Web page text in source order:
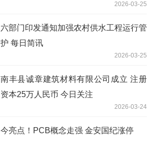
2026-03-25
六部门印发通知加强农村供水工程运行管
护 每日简讯
2026-03-25
南丰县诚章建筑材料有限公司成立 注册
资本25万人民币 今日关注
2026-03-24
今亮点！PCB概念走强 金安国纪涨停